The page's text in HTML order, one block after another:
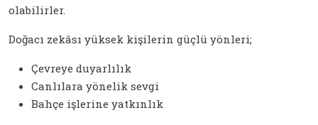
olabilirler.
Doğacı zekâsı yüksek kişilerin güçlü yönleri;
Çevreye duyarlılık
Canlılara yönelik sevgi
Bahçe işlerine yatkınlık